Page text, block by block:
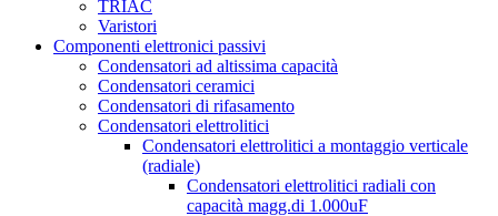
TRIAC
Varistori
Componenti elettronici passivi
Condensatori ad altissima capacità
Condensatori ceramici
Condensatori di rifasamento
Condensatori elettrolitici
Condensatori elettrolitici a montaggio verticale
(radiale)
Condensatori elettrolitici radiali con
capacità magg.di 1.000uF